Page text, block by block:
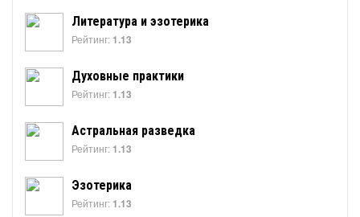
Литература и эзотерика
Рейтинг: 1.13
Духовные практики
Рейтинг: 1.13
Астральная разведка
Рейтинг: 1.13
Эзотерика
Рейтинг: 1.13